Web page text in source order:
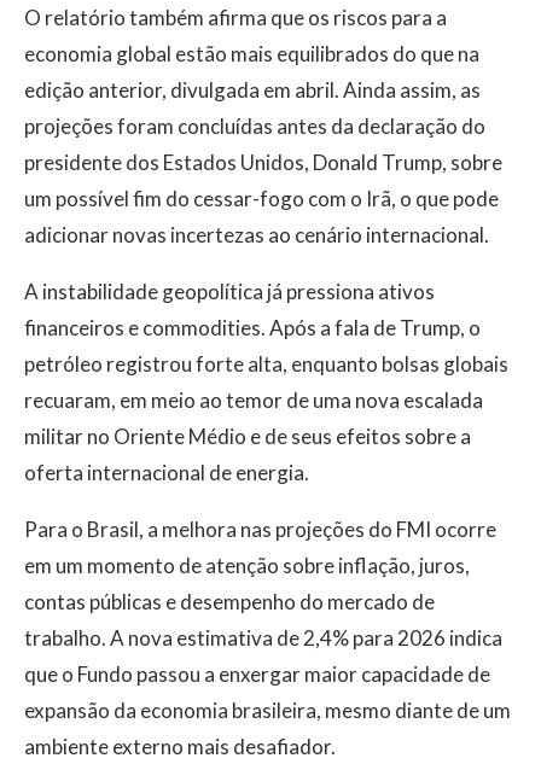
O relatório também afirma que os riscos para a
economia global estão mais equilibrados do que na
edição anterior, divulgada em abril. Ainda assim, as
projeções foram concluídas antes da declaração do
presidente dos Estados Unidos, Donald Trump, sobre
um possível fim do cessar-fogo com o Irã, o que pode
adicionar novas incertezas ao cenário internacional.
A instabilidade geopolítica já pressiona ativos
financeiros e commodities. Após a fala de Trump, o
petróleo registrou forte alta, enquanto bolsas globais
recuaram, em meio ao temor de uma nova escalada
militar no Oriente Médio e de seus efeitos sobre a
oferta internacional de energia.
Para o Brasil, a melhora nas projeções do FMI ocorre
em um momento de atenção sobre inflação, juros,
contas públicas e desempenho do mercado de
trabalho. A nova estimativa de 2,4% para 2026 indica
que o Fundo passou a enxergar maior capacidade de
expansão da economia brasileira, mesmo diante de um
ambiente externo mais desafiador.